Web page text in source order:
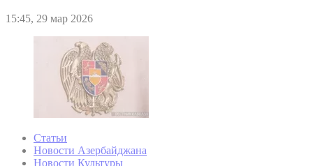
15:45, 29 мар 2026
Статьи
Новости Азербайджана
Новости Культуры